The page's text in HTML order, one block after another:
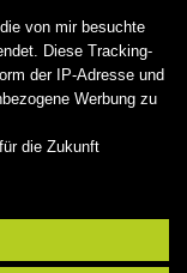
von mir besuchte
Diese Tracking-
der IP-Adresse und
Werbung zu
die Zukunft